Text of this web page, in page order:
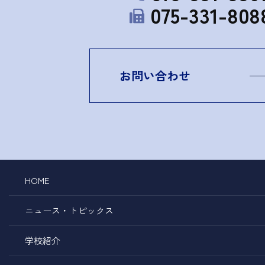
075-331-
お問い合わせ
HOME
ニュース・トピックス
学校紹介